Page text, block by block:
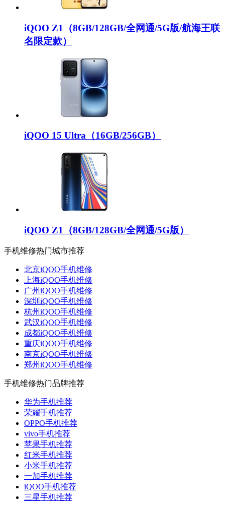
iQOO Z1（8GB/128GB/全网通/5G版/航海王联
名限定款）
iQOO 15 Ultra（16GB/256GB）
iQOO Z1（8GB/128GB/全网通/5G版）
手机维修热门城市推荐
北京iQOO手机维修
上海iQOO手机维修
广州iQOO手机维修
深圳iQOO手机维修
杭州iQOO手机维修
武汉iQOO手机维修
成都iQOO手机维修
重庆iQOO手机维修
南京iQOO手机维修
郑州iQOO手机维修
手机维修热门品牌推荐
华为手机推荐
荣耀手机推荐
OPPO手机推荐
vivo手机推荐
苹果手机推荐
红米手机推荐
小米手机推荐
一加手机推荐
iQOO手机推荐
三星手机推荐